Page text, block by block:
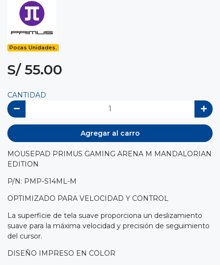
Pocas Unidades.
S/ 55.00
CANTIDAD
Agregar al carro
MOUSEPAD PRIMUS GAMING ARENA M MANDALORIAN
EDITION
P/N: PMP-S14ML-M
OPTIMIZADO PARA VELOCIDAD Y CONTROL
La superficie de tela suave proporciona un deslizamiento
suave para la máxima velocidad y precisión de seguimiento
del cursor.
DISEÑO IMPRESO EN COLOR